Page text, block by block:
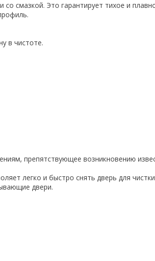
смазкой. Это гарантирует тихое и
в чистоте.
препятствующее возникновению
легко и быстро снять дверь для
двери.